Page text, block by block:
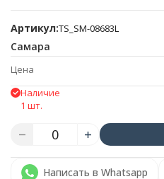
Артикул:TS_SM-08683L
Самара
Цена
Наличие
1 шт.
Написать в Whatsapp